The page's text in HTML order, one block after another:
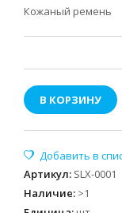
Кожаный ремень
В КОРЗИНУ
Артикул: SLX-0001
Наличие: >1